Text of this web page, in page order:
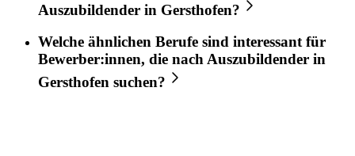
Auszubildender in Gersthofen?
Welche ähnlichen Berufe sind interessant für
Bewerber:innen, die nachAuszubildender in
Gersthofen suchen?